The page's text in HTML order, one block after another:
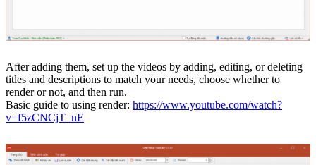
After adding them, set up the videos by adding, editing, or deleting
titles and descriptions to match your needs, choose whether to
render or not, and then run.
Basic guide to using render: https://www.youtube.com/watch?
v=f5zCNCjT_nE